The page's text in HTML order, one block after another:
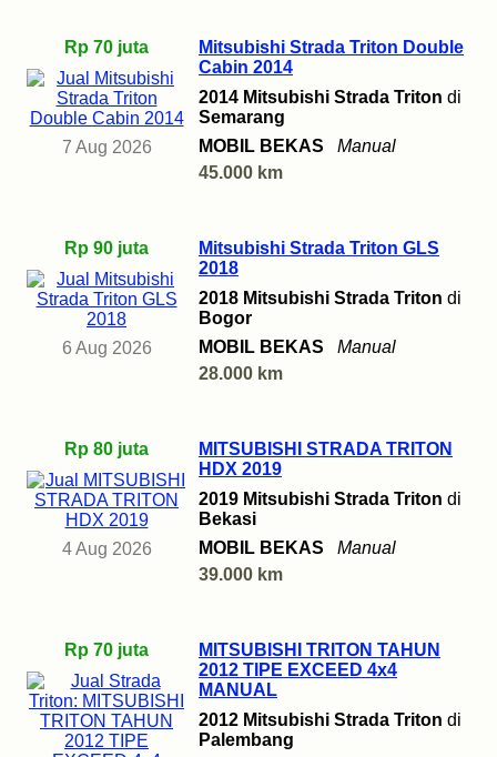
Rp 70 juta
7 Aug 2026
Mitsubishi Strada Triton Double
Cabin 2014
2014 Mitsubishi Strada Triton di
Semarang
MOBIL BEKAS
Manual
45.000 km
Rp 90 juta
6 Aug 2026
Mitsubishi Strada Triton GLS
2018
2018 Mitsubishi Strada Triton di
Bogor
MOBIL BEKAS
Manual
28.000 km
Rp 80 juta
4 Aug 2026
MITSUBISHI STRADA TRITON
HDX 2019
2019 Mitsubishi Strada Triton di
Bekasi
MOBIL BEKAS
Manual
39.000 km
Rp 70 juta
MITSUBISHI TRITON TAHUN
2012 TIPE EXCEED 4x4
MANUAL
2012 Mitsubishi Strada Triton di
Palembang